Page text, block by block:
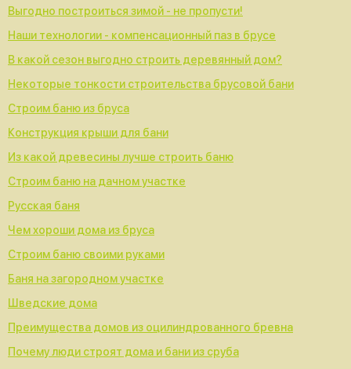
Выгодно построиться зимой - не пропусти!
Наши технологии - компенсационный паз в брусе
В какой сезон выгодно строить деревянный дом?
Некоторые тонкости строительства брусовой бани
Строим баню из бруса
Конструкция крыши для бани
Из какой древесины лучше строить баню
Строим баню на дачном участке
Русская баня
Чем хороши дома из бруса
Строим баню своими руками
Баня на загородном участке
Шведские дома
Преимущества домов из оцилиндрованного бревна
Почему люди строят дома и бани из сруба